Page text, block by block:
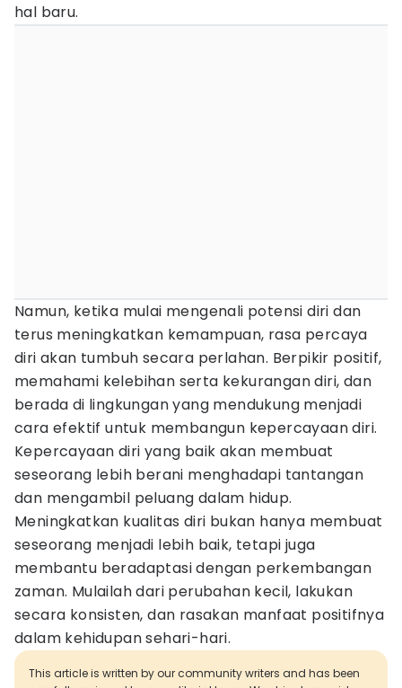
hal baru.
Namun, ketika mulai mengenali potensi diri dan
terus meningkatkan kemampuan, rasa percaya
diri akan tumbuh secara perlahan. Berpikir positif,
memahami kelebihan serta kekurangan diri, dan
berada di lingkungan yang mendukung menjadi
cara efektif untuk membangun kepercayaan diri.
Kepercayaan diri yang baik akan membuat
seseorang lebih berani menghadapi tantangan
dan mengambil peluang dalam hidup.
Meningkatkan kualitas diri bukan hanya membuat
seseorang menjadi lebih baik, tetapi juga
membantu beradaptasi dengan perkembangan
zaman. Mulailah dari perubahan kecil, lakukan
secara konsisten, dan rasakan manfaat positifnya
dalam kehidupan sehari-hari.
This article is written by our community writers and has been